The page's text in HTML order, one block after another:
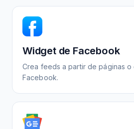
Widget de Facebook
Crea feeds a partir de páginas
Facebook.